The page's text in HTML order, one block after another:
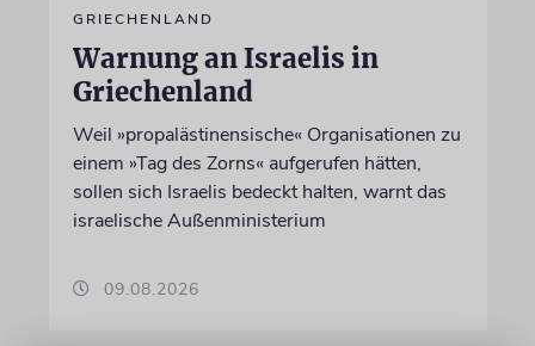
GRIECHENLAND
Warnung an Israelis in
Griechenland
Weil »propalästinensische« Organisationen zu
einem »Tag des Zorns« aufgerufen hätten,
sollen sich Israelis bedeckt halten, warnt das
israelische Außenministerium
09.08.2026